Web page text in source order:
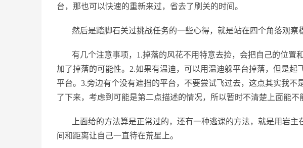
台，那也可以快速的重新来过，省去了刷关的时间。
然后是踏脚石关过挑战任务的一些心得，就是站在四个角落观察
有几个注意事项，1.掉落的风花不用特意去捡，会把自己的位置
加了掉落的可能性。2.如果有温迪，可以用温迪躲平台掉落，但是起
平台。3.旁边有个没有遮挡的平台，不要尝试飞过去，这点其实我不
了下来，考虑到可能是第二点描述的情况，所以暂时不清楚上面能不
上面给的方法算是正常过的，还有一种逃课的方法，就是用岩
间和距离让自己一直待在荒星上。